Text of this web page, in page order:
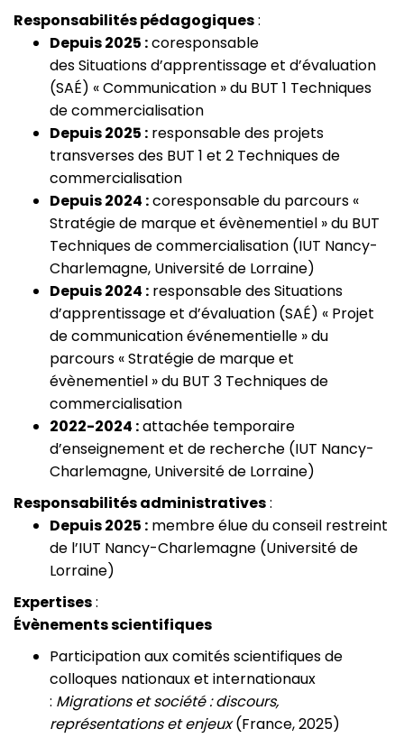
Responsabilités pédagogiques:
Depuis 2025 :coresponsable
des Situations d’apprentissage et d’évaluation
(SAÉ) « Communication » du BUT 1 Techniques
de commercialisation
Depuis 2025 : responsable des projets
transverses des BUT 1 et 2 Techniques de
commercialisation
Depuis 2024 :coresponsable du parcours «
Stratégie de marque et évènementiel » du BUT
Techniques de commercialisation (IUT Nancy-
Charlemagne, Université de Lorraine)
Depuis 2024 : responsable des Situations
d’apprentissage et d’évaluation (SAÉ) « Projet
de communication événementielle » du
parcours « Stratégie de marque et
évènementiel » du BUT 3 Techniques de
commercialisation
2022-2024 :attachée temporaire
d’enseignement et de recherche (IUT Nancy-
Charlemagne, Université de Lorraine)
Responsabilités administratives:
Depuis 2025 : membre élue du conseil restreint
de l’IUT Nancy-Charlemagne (Université de
Lorraine)
Expertises:
Évènements scientifiques
Participation aux comités scientifiques de
colloques nationaux et internationaux
: Migrations et société : discours,
représentations et enjeux(France, 2025)